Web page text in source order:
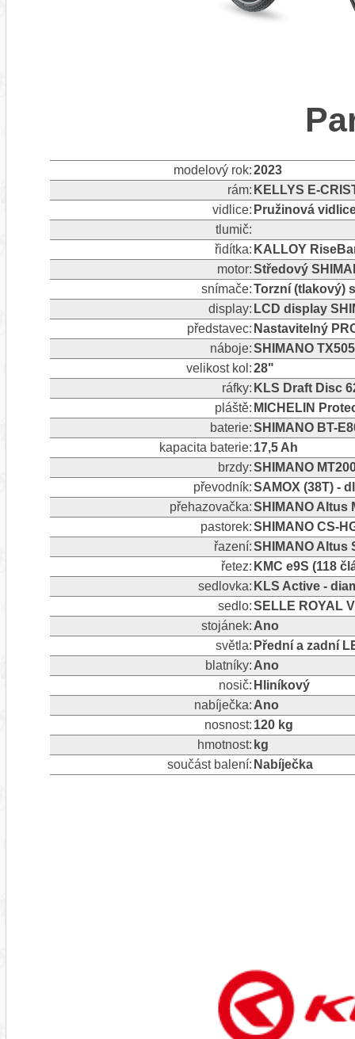
modelový rok:2023
rám: KELLYS E-
vidlice: Pružinová
tlumič:
řidítka: KALLOY
motor:Středový
snímače:Torzní (tlakový)
display: LCD display
představec: Nastavitelný
náboje:SHIMANO
velikost kol:28"
ráfky: KLS Draft Disc
pláště: MICHELIN
baterie:SHIMANO BT-
kapacita baterie: 17,5 Ah
brzdy:SHIMANO
převodník:SAMOX (38T) -
přehazovačka:SHIMANO Altus
pastorek:SHIMANO CS-
řazení:SHIMANO Altus
řetez: KMC e9S (118
sedlovka: KLS Active -
sedlo:SELLE ROYAL
stojánek: Ano
světla: Přední a zadní
blatníky: Ano
nosič: Hliníkový
nabíječka: Ano
nosnost: 120 kg
hmotnost: kg
součást balení: Nabíječka